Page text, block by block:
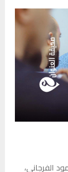
الفرجاني،